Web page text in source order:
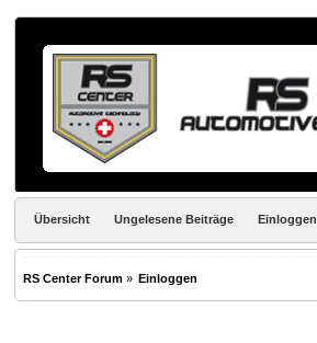
Übersicht Ungelesene Beiträge Einloggen
RS Center Forum» Einloggen